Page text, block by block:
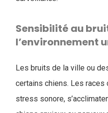
Sensibilité au
l’environnement
Les bruits de la ville ou
certains chiens. Les
stress sonore,